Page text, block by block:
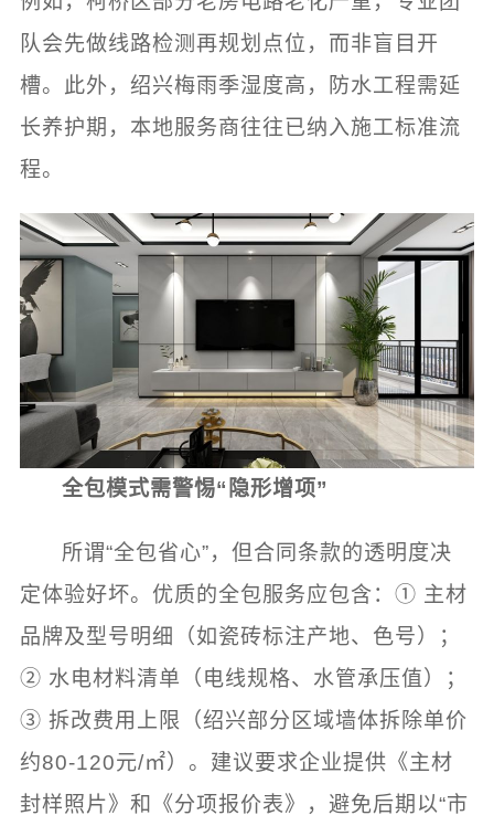
队会先做线路检测再规划点位，而非盲目开
槽。此外，绍兴梅雨季湿度高，防水工程需延
长养护期，本地服务商往往已纳入施工标准流
程。
全包模式需警惕“隐形增项”
所谓“全包省心”，但合同条款的透明度决
定体验好坏。优质的全包服务应包含：① 主材
品牌及型号明细（如瓷砖标注产地、色号）；
② 水电材料清单（电线规格、水管承压值）；
③ 拆改费用上限（绍兴部分区域墙体拆除单价
约80-120元/㎡）。建议要求企业提供《主材
封样照片》和《分项报价表》，避免后期以“市